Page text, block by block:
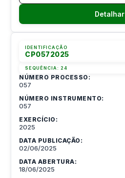
Detalhar
IDENTIFICAÇÃO
CP0572025
SEQUÊNCIA: 24
NÚMERO PROCESSO:
057
NÚMERO INSTRUMENTO:
057
EXERCÍCIO:
2025
DATA PUBLICAÇÃO:
02/06/2025
DATA ABERTURA:
18/06/2025